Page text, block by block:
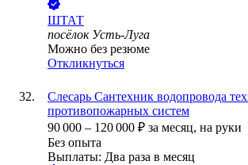
ШТАТ
посёлок Усть-Луга
Можно без резюме
Откликнуться
Слесарь Сантехник водопровода
противопожарных систем
90 000 – 120 000 ₽ за месяц, на руки
Без опыта
Выплаты: Два раза в месяц